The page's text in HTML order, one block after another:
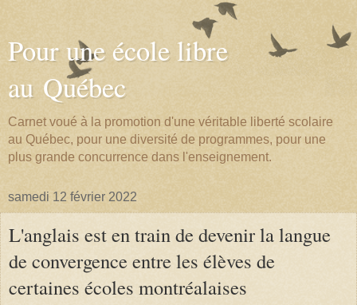
Pour une école libre
au Québec
Carnet voué à la promotion d'une véritable liberté scolaire
au Québec, pour une diversité de programmes, pour une
plus grande concurrence dans l'enseignement.
samedi 12 février 2022
L'anglais est en train de devenir la langue
de convergence entre les élèves de
certaines écoles montréalaises